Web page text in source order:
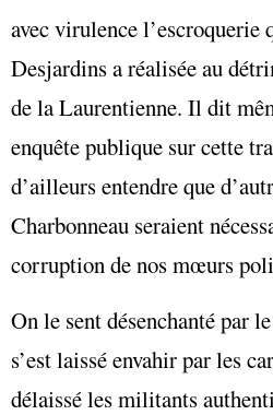
avec virulence l’escroquerie
Desjardins a réalisée au
de la Laurentienne. Il dit
enquête publique sur cette
d’ailleurs entendre que
Charbonneau seraient
corruption de nos mœurs
On le sent désenchanté par
s’est laissé envahir par les
délaissé les militants